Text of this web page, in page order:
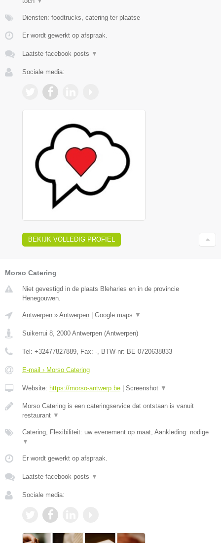
Diensten: foodtrucks, catering ter plaatse
Er wordt gewerkt op afspraak.
Laatste facebook posts ▼
Sociale media:
BEKIJK VOLLEDIG PROFIEL
Morso Catering
Niet gevestigd in de plaats Bleharies en in de provincie
Henegouwen.
Antwerpen » Antwerpen | Google maps ▼
Suikerrui 8 2000 Antwerpen (Antwerpen)
Tel: +32477827889 , Fax: - , BTW-nr: BE 0720638833
E-mail › Morso Catering
Website: https://morso-antwerp.be | Screenshot ▼
Morso Catering is een cateringservice dat ontstaan is vanuit
restaurant ▼
Catering, Flexibiliteit: uw evenement op maat, Aankleding: nodige
▼
Er wordt gewerkt op afspraak.
Laatste facebook posts ▼
Sociale media: